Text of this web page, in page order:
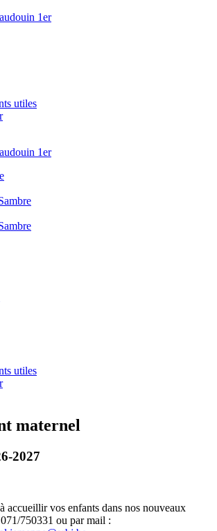
utiles
utiles
maternel
2027
accueillir vos enfants dans nos nouveaux
750331 ou par mail :